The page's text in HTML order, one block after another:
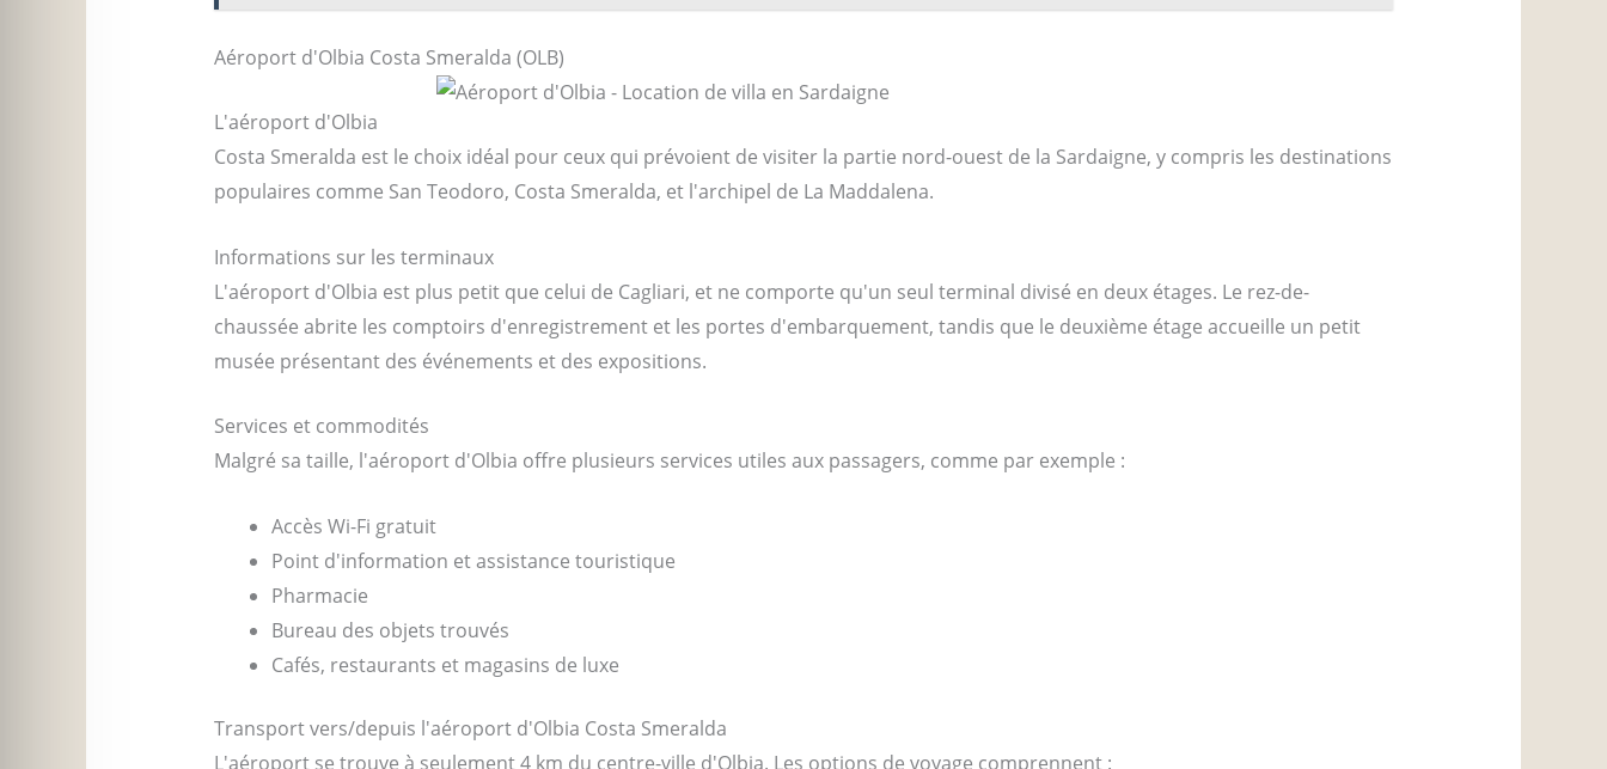
Aéroport d'Olbia Costa Smeralda (OLB)
L'aéroport d'Olbia
Costa Smeralda est le choix idéal pour ceux qui prévoient de visiter la partie nord-ouest de la Sardaigne, y compris les destinations
populaires comme San Teodoro, Costa Smeralda, et l'archipel de La Maddalena.
Informations sur les terminaux
L'aéroport d'Olbia est plus petit que celui de Cagliari, et ne comporte qu'un seul terminal divisé en deux étages. Le rez-de-
chaussée abrite les comptoirs d'enregistrement et les portes d'embarquement, tandis que le deuxième étage accueille un petit
musée présentant des événements et des expositions.
Services et commodités
Malgré sa taille, l'aéroport d'Olbia offre plusieurs services utiles aux passagers, comme par exemple :
Accès Wi-Fi gratuit
Point d'information et assistance touristique
Pharmacie
Bureau des objets trouvés
Cafés, restaurants et magasins de luxe
Transport vers/depuis l'aéroport d'Olbia Costa Smeralda
L'aéroport se trouve à seulement 4 km du centre-ville d'Olbia. Les options de voyage comprennent :